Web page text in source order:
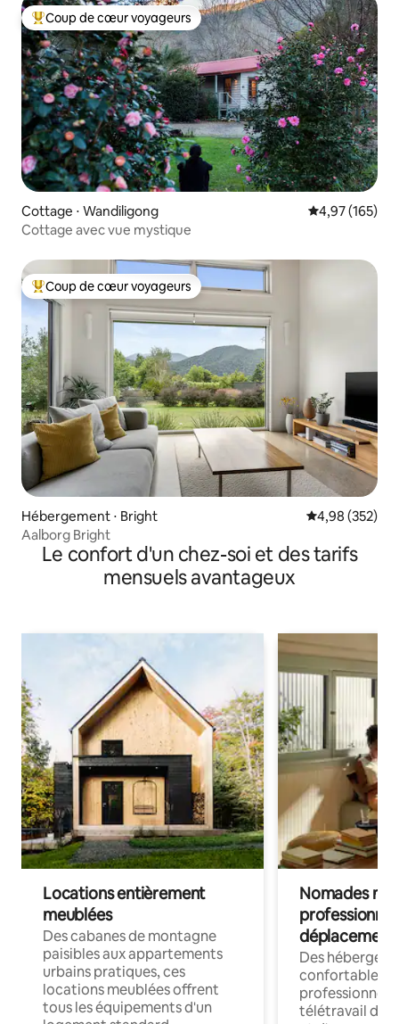
Coups de cœur voyageurs les plus appréciés
Coup de cœur voyageurs
Cottage ⋅ Wandiligong Évaluation
4,97 (165)
Cottage avec vue mystique
Coups de cœur voyageurs les plus appréciés
Coup de cœur voyageurs
Hébergement ⋅ Bright Évaluation
4,98 (352)
Aalborg Bright
Le confort d'un chez-soi et des tarifs
mensuels avantageux
Locations entièrement
meublées
Des cabanes de montagne
paisibles aux appartements
urbains pratiques, ces
locations meublées offrent
tous les équipements d'un
Nomades
déplacement
Des
confortables
professionnels
télétravail